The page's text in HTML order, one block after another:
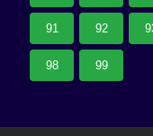
91 92
98 99